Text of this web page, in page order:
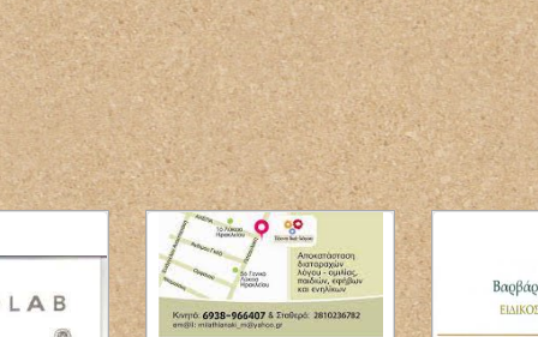
ΦΥΣΙΚΟΘΕΡΑΠΕΥΤΗΣ
ΦΥΣΙΚΟΘΕΡΑΠΕΙΑ
PHYSIOACTIVE
ΠΟΛΥΓΥΡΟΣ ΧΑΛΚΙΔΙΚΗ
ΤΣΙΑΡΑΣ ΚΩΝΣΤΑΝΤΙΝΟΣ